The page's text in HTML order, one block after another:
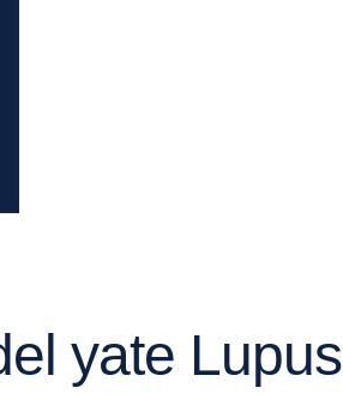
yate Lupus